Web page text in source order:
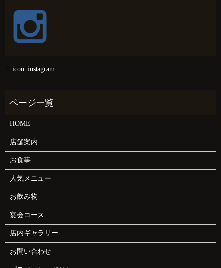
icon_instagram
HOME
店舗案内
お食事
人気メニュー
お飲み物
宴会コース
店内ギャラリー
お問い合わせ